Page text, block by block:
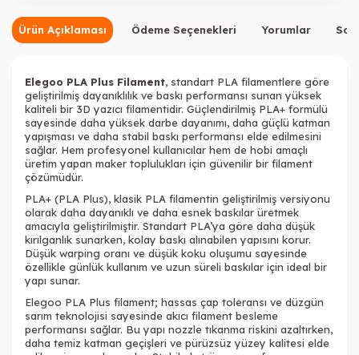
Tükendi Tükendi
Ürün Açıklaması Ödeme Seçenekleri Yorumlar
Elegoo PLA Plus Filament, standart PLA filamentlere göre
geliştirilmiş dayanıklılık ve baskı performansı sunan yüksek
kaliteli bir 3D yazıcı filamentidir. Güçlendirilmiş PLA+ formülü
sayesinde daha yüksek darbe dayanımı, daha güçlü katman
yapışması ve daha stabil baskı performansı elde edilmesini
sağlar. Hem profesyonel kullanıcılar hem de hobi amaçlı
üretim yapan maker toplulukları için güvenilir bir filament
çözümüdür.
PLA+ (PLA Plus), klasik PLA filamentin geliştirilmiş versiyonu
olarak daha dayanıklı ve daha esnek baskılar üretmek
amacıyla geliştirilmiştir. Standart PLA’ya göre daha düşük
kırılganlık sunarken, kolay baskı alınabilen yapısını korur.
Düşük warping oranı ve düşük koku oluşumu sayesinde
özellikle günlük kullanım ve uzun süreli baskılar için ideal bir
yapı sunar.
Elegoo PLA Plus filament; hassas çap toleransı ve düzgün
sarım teknolojisi sayesinde akıcı filament besleme
performansı sağlar. Bu yapı nozzle tıkanma riskini azaltırken,
daha temiz katman geçişleri ve pürüzsüz yüzey kalitesi elde